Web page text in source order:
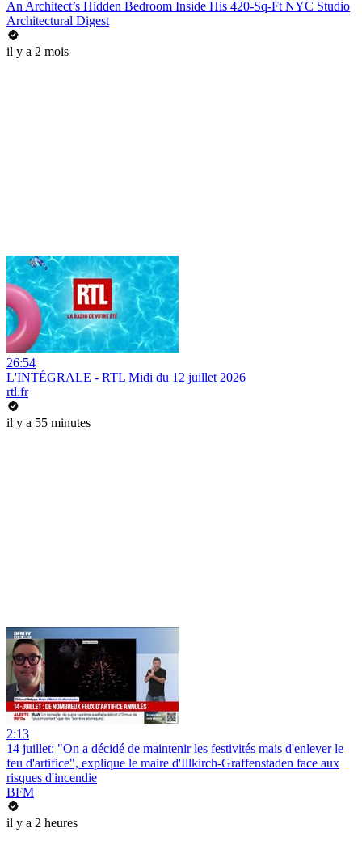
An Architect’s Hidden Bedroom Inside His 420-Sq-Ft NYC Studio
Architectural Digest
il y a 2 mois
26:54
L'INTÉGRALE - RTL Midi du 12 juillet 2026
rtl.fr
il y a 55 minutes
2:13
14 juillet: "On a décidé de maintenir les festivités mais d'enlever le
feu d'artifice", explique le maire d'Illkirch-Graffenstaden face aux
risques d'incendie
BFM
il y a 2 heures